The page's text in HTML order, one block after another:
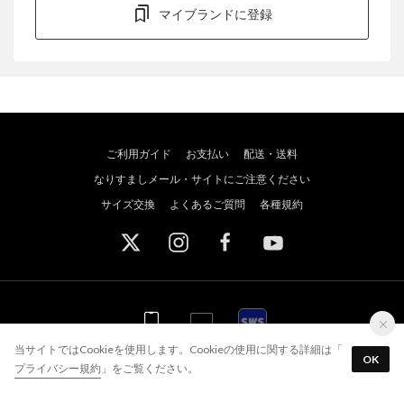
スポーツウェブショッパーズ
最短当日出荷！
アプリを使う
マイブランドに登録
ご利用ガイド お支払い
配送・送料
なりすましメール・サイトにご注意ください
サイズ交換
よくあるご質問 各種規約
WEB WEB アプリ
© JADE GROUP,Inc. All Rights Reserved
当サイトではCookieを使用します。Cookieの使用に関する詳細は「
プライバシー規約 」をご覧ください。
OK